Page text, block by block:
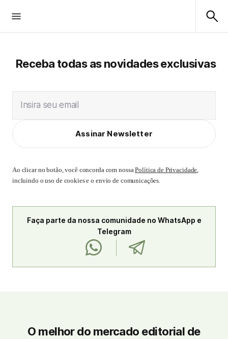
Receba todas as novidades exclusivas
Insira seu email
Assinar Newsletter
Ao clicar no botão, você concorda com nossaPolítica de Privacidade,
incluindo o uso de cookies e o envio de comunicações.
Faça parte da nossa comunidade no WhatsApp e
Telegram
O melhor do mercado editorial de